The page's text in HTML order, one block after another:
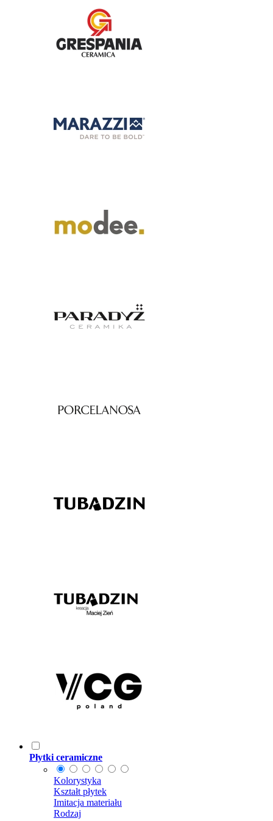
Płytki ceramiczne
Kolorystyka
Kształt płytek
Imitacja materiału
Rodzaj